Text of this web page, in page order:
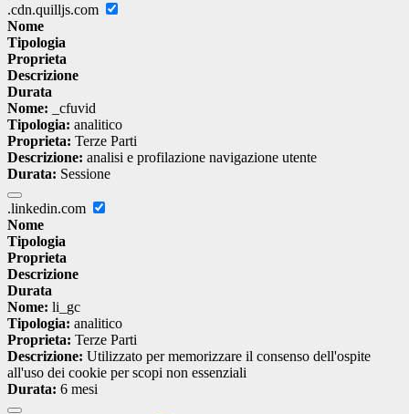
.cdn.quilljs.com
Nome
Tipologia
Proprieta
Descrizione
Durata
Nome: _cfuvid
Tipologia: analitico
Proprieta: Terze Parti
Descrizione: analisi e profilazione navigazione utente
Durata: Sessione
.linkedin.com
Nome
Tipologia
Proprieta
Descrizione
Durata
Nome: li_gc
Tipologia: analitico
Proprieta: Terze Parti
Descrizione: Utilizzato per memorizzare il consenso dell'ospite
all'uso dei cookie per scopi non essenziali
Durata: 6 mesi